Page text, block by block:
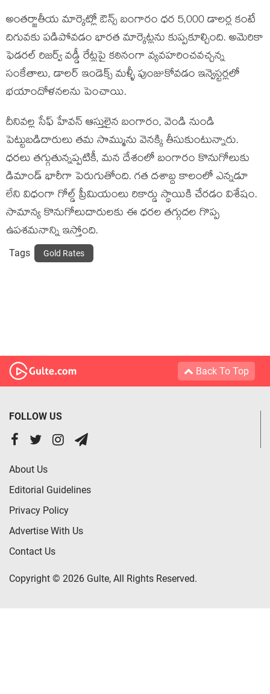
అంతర్జాతీయ మార్కెట్లో ఔన్స్ బంగారం ధర 5,000 డాలర్ల కంటే
దిగువకు పడిపోవడం భారత మార్కెట్లను కుప్పకూల్చింది. అమెరికా
ఫెడరల్ రిజర్వ్ వడ్డీ రేట్లపై కఠినంగా వ్యవహరించవచ్చన్న
సంకేతాలు, డాలర్ ఇండెక్స్ మళ్ళీ పుంజుకోవడం ఇన్వెస్టర్లలో
భయాందోళనలను పెంచాయి.
దీనివల్ల సేఫ్ హేవన్ ఆస్తులైన బంగారం, వెండి నుండి
పెట్టుబడిదారులు తమ సొమ్మును వెనక్కి తీసుకుంటున్నారు.
ధరలు తగ్గుతున్నప్పటికీ, మన దేశంలో బంగారం కొనుగోలుకు
డిమాండ్ భారీగా పెరుగుతోంది. గత దశాబ్ద కాలంలో ఎన్నడూ
లేని విధంగా గోల్డ్ ప్రీమియంలు రికార్డు స్థాయికి చేరడం విశేషం.
సామాన్య కొనుగోలుదారులకు ఈ ధరల తగ్గుదల గొప్ప
ఉపశమనాన్ని ఇస్తోంది.
Tags Gold Rates
Back To Top
FOLLOW US
About Us
Editorial Guidelines
Privacy Policy
Advertise With Us
Contact Us
Copyright © 2026 Gulte, All Rights Reserved.